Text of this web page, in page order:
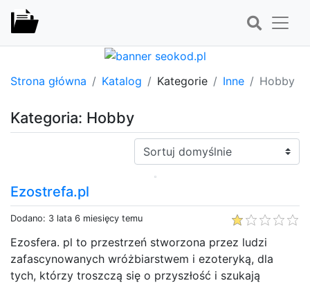
Strona główna Katalog Kategorie Inne Hobby
Kategoria: Hobby
Sortuj:
Ezostrefa.pl
Dodano: 3 lata 6 miesięcy temu
Ezosfera. pl to przestrzeń stworzona przez ludzi
zafascynowanych wróżbiarstwem i ezoteryką, dla
tych, którzy troszczą się o przyszłość i szukają